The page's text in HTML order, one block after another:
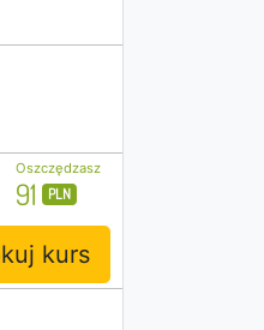
Oszczędzasz
91 PLN
kurs